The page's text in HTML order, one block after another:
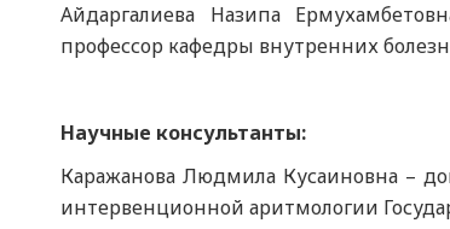
Айдаргалиева Назипа
профессор кафедры внутренних
Научные консультанты:
Каражанова Людмила Кусаиновна –
интервенционной аритмологии